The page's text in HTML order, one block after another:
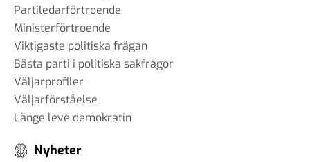
Partiledarförtroende
Ministerförtroende
Viktigaste politiska frågan
Bästa parti i politiska sakfrågor
Väljarprofiler
Väljarförståelse
Länge leve demokratin
Nyheter